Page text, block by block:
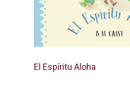
El Espíritu Aloha